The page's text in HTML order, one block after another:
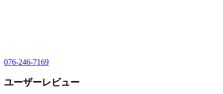
076-246-7169
ユーザーレビュー